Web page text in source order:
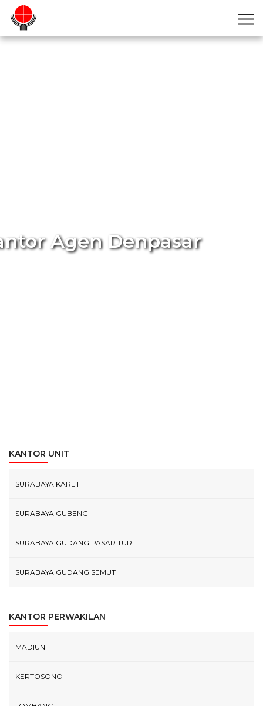
Agen Denpasar
KANTOR UNIT
SURABAYA KARET
SURABAYA GUBENG
SURABAYA GUDANG PASAR TURI
SURABAYA GUDANG SEMUT
KANTOR PERWAKILAN
MADIUN
KERTOSONO